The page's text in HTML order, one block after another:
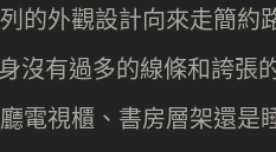
外觀設計向來走簡約
沒有過多的線條和誇張
電視櫃、書房層架還是